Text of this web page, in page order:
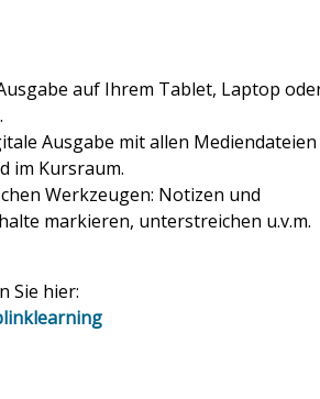
auf Ihrem Tablet, Laptop
Ausgabe mit allen Mediendateien
im Kursraum.
Werkzeugen: Notizen und
markieren, unterstreichen u.v.m.
Sie hier: